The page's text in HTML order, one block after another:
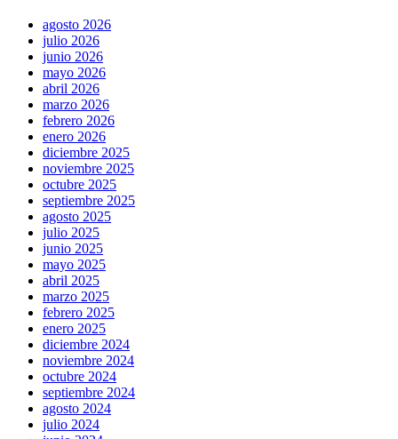
agosto 2026
julio 2026
junio 2026
mayo 2026
abril 2026
marzo 2026
febrero 2026
enero 2026
diciembre 2025
noviembre 2025
octubre 2025
septiembre 2025
agosto 2025
julio 2025
junio 2025
mayo 2025
abril 2025
marzo 2025
febrero 2025
enero 2025
diciembre 2024
noviembre 2024
octubre 2024
septiembre 2024
agosto 2024
julio 2024